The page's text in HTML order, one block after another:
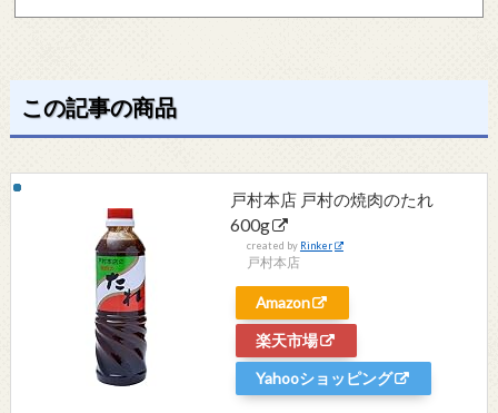
この記事の商品
戸村本店 戸村の焼肉のたれ
600g
created by Rinker
戸村本店
Amazon
楽天市場
Yahooショッピング